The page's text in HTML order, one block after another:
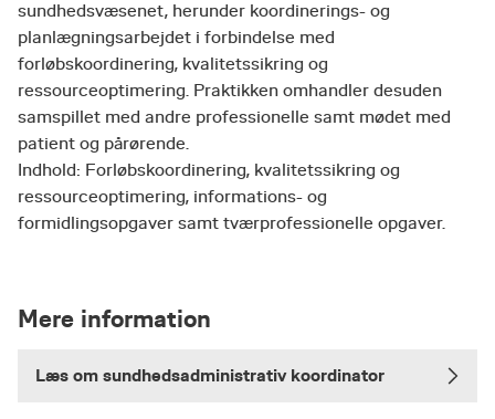
sundhedsvæsenet, herunder koordinerings- og
planlægningsarbejdet i forbindelse med
forløbskoordinering, kvalitetssikring og
ressourceoptimering. Praktikken omhandler desuden
samspillet med andre professionelle samt mødet med
patient og pårørende.
Indhold: Forløbskoordinering, kvalitetssikring og
ressourceoptimering, informations- og
formidlingsopgaver samt tværprofessionelle opgaver.
Mere information
Læs om sundhedsadministrativ koordinator